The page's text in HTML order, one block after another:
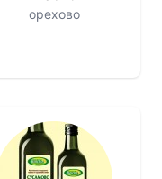
орехово